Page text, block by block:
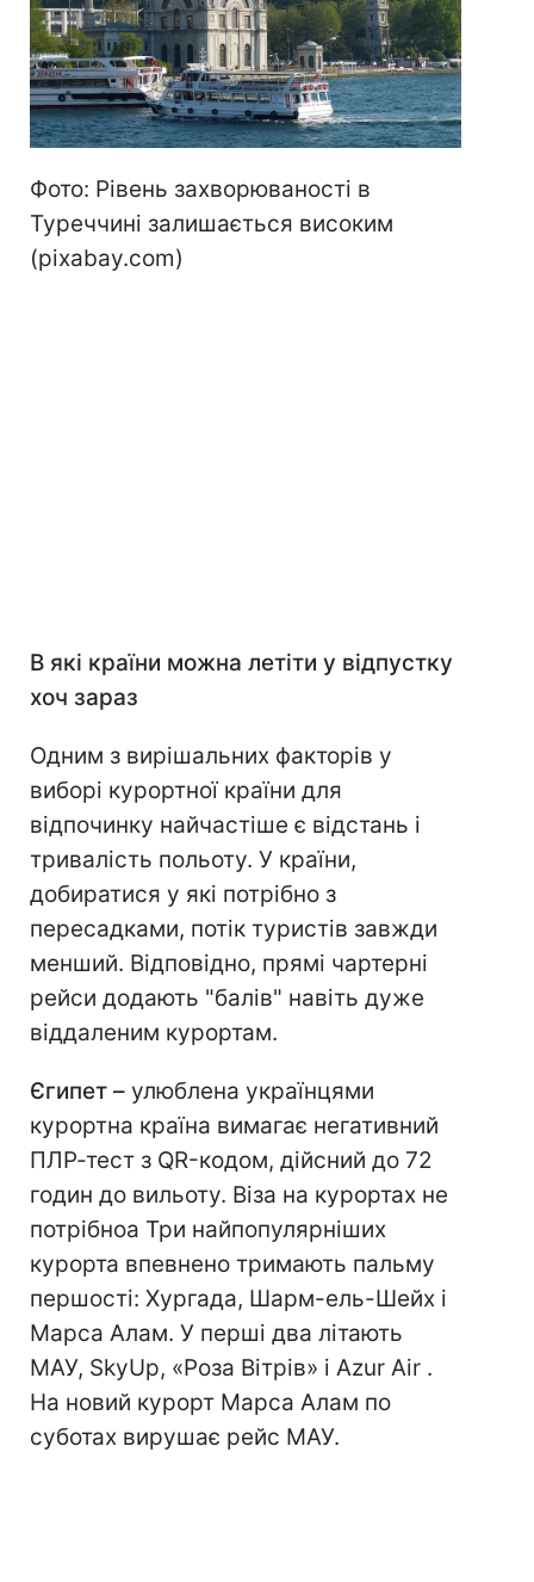
Фото: Рівень захворюваності в
Туреччині залишається високим
(pixabay.com)
В які країни можна летіти у відпустку
хоч зараз
Одним з вирішальних факторів у
виборі курортної країни для
відпочинку найчастіше є відстань і
тривалість польоту. У країни,
добиратися у які потрібно з
пересадками, потік туристів завжди
менший. Відповідно, прямі чартерні
рейси додають "балів" навіть дуже
віддаленим курортам.
Єгипет – улюблена українцями
курортна країна вимагає негативний
ПЛР-тест з QR-кодом, дійсний до 72
годин до вильоту. Віза на курортах не
потрібноа Три найпопулярніших
курорта впевнено тримають пальму
першості: Хургада, Шарм-ель-Шейх і
Марса Алам. У перші два літають
МАУ, SkyUp, «Роза Вітрів» і Azur Air .
На новий курорт Марса Алам по
суботах вирушає рейс МАУ.